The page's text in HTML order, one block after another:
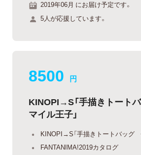
2019年06月 にお届け予定です。
5人が応援しています。
8500 円
KINOPI→S「手描きトー
マイル王子」
KINOPI→S「手描きトートバッグ
FANTANIMA!2019カタログ